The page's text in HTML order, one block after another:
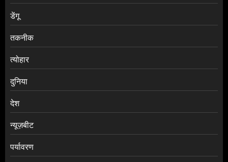
डेंगू
तकनीक
त्योहार
दुनिया
देश
न्यूज़बीट
पर्यावरण